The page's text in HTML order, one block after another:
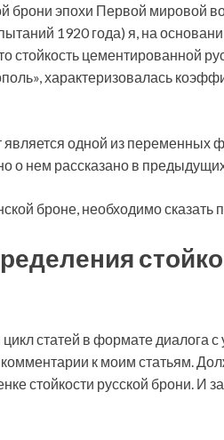
брони эпохи Первой мировой
1920 года) я, на
стойкость цементированной
характеризовалась
одной из переменных
о нем рассказано в
броне, необходимо сказать
статей в формате диалога
к моим статьям.
стойкости русской брони. И